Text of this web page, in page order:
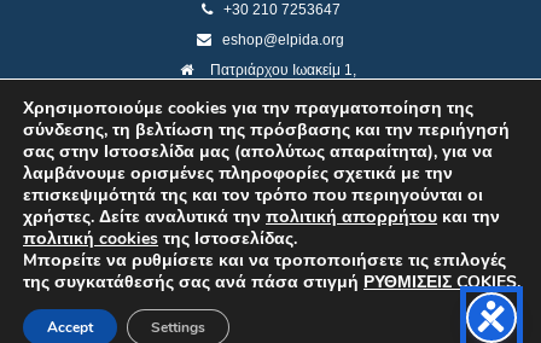
+30 210 7253647
eshop@elpida.org
Πατριάρχου Ιωακείμ 1,
©2026 ELPIDA Association. All rights reserved. Powered by super POP
Χρησιμοποιούμε cookies για την πραγματοποίηση της
σύνδεσης, τη βελτίωση της πρόσβασης και την περιήγησή
σας στην Ιστοσελίδα μας (απολύτως απαραίτητα), για να
λαμβάνουμε ορισμένες πληροφορίες σχετικά με την
επισκεψιμότητά της και τον τρόπο που περιηγούνται οι
χρήστες. Δείτε αναλυτικά την πολιτική απορρήτου και την
πολιτική cookies της Ιστοσελίδας.
Mπορείτε να ρυθμίσετε και να τροποποιήσετε τις επιλογές
της συγκατάθεσής σας ανά πάσα στιγμή ΡΥΘΜΙΣΕΙΣ COKIES.
Accept Settings